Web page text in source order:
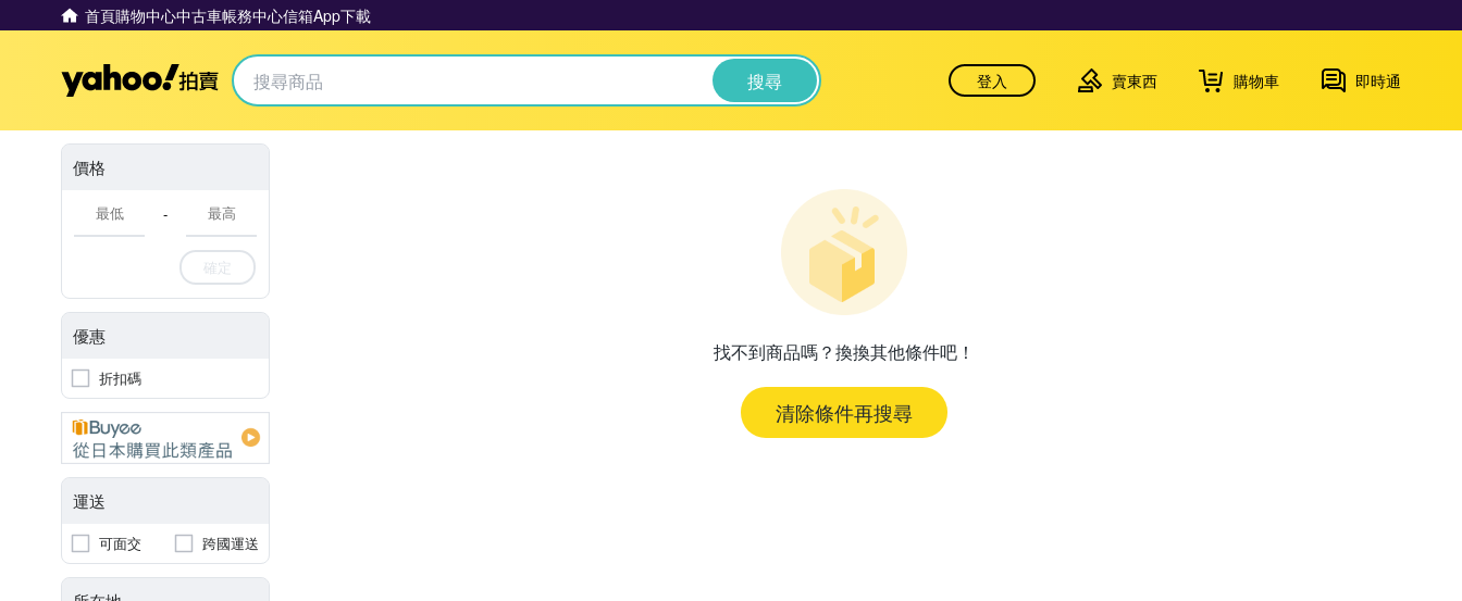
首頁購物中心中古車帳務中心信箱App下載
Yahoo拍賣 搜尋 登入 賣東西 購物車 即時通
價格
-
確定
優惠
折扣碼
運送
可面交 跨國運送
找不到商品嗎？換換其他條件吧！
清除條件再搜尋